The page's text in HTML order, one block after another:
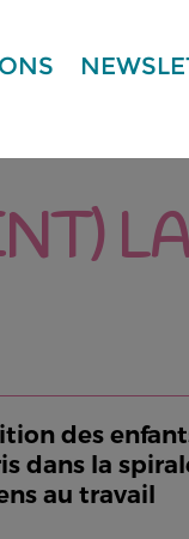
des
dans la
au travail